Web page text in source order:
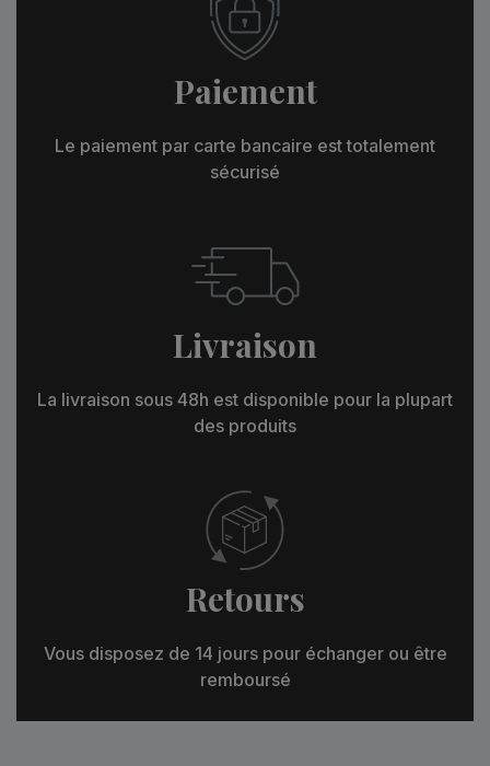
Paiement
Le paiement par carte bancaire est totalement
sécurisé
Livraison
La livraison sous 48h est disponible pour la plupart
des produits
Retours
Vous disposez de 14 jours pour échanger ou être
remboursé